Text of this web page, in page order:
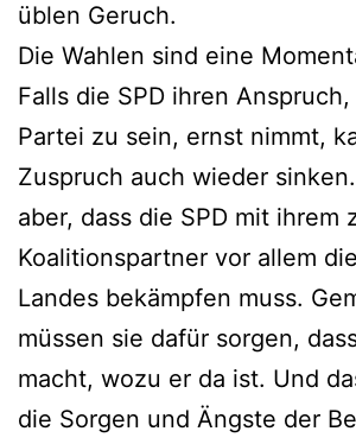
üblen Geruch.
Die Wahlen sind eine
Falls die SPD ihren
Partei zu sein, ernst nimmt,
Zuspruch auch wieder
aber, dass die SPD mit ihrem
Koalitionspartner vor allem
Landes bekämpfen muss.
müssen sie dafür sorgen,
macht, wozu er da ist. Und
die Sorgen und Ängste der